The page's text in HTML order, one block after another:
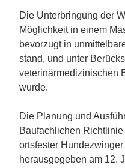
Die Unterbringung der
Möglichkeit in einem
bevorzugt in
stand, und unter
veterinärmedizinischen
wurde.
Die Planung und
Baufachlichen Richtlinie
ortsfester
herausgegeben am 12.